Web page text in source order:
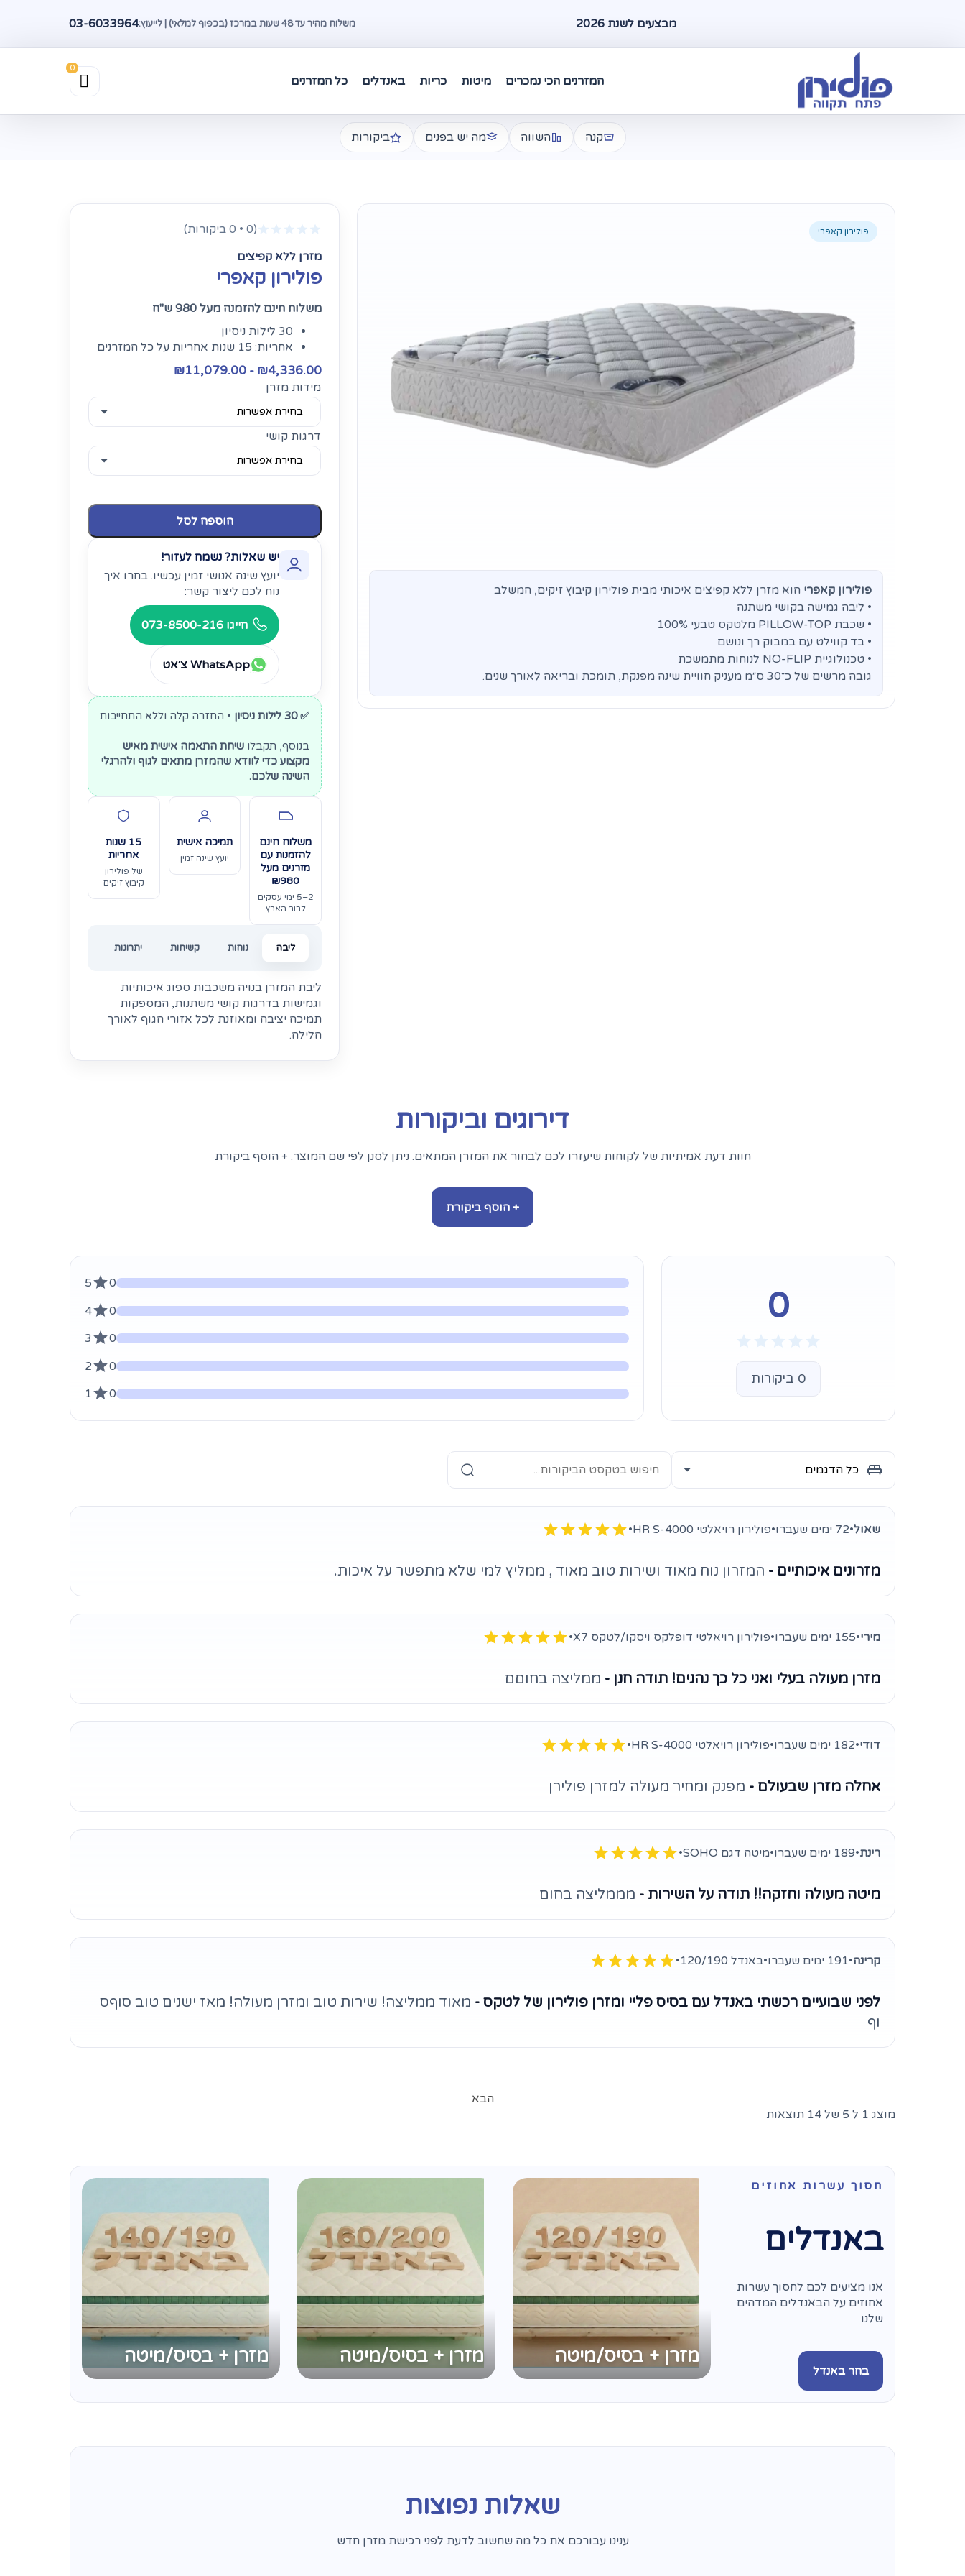
מבצעים לשנת 2026 משלוח מהיר עד 48 שעות במרכז (בכפוף למלאי) | לייעוץ: 03-6033964
המזרנים הכי נמכרים מיטות כריות באנדלים כל המזרנים
קנה השווה מה יש בפנים ביקורות
פולירון קאפרי
פולירון קאפרי הוא מזרן ללא קפיצים איכותי מבית פולירון קיבוץ זיקים, המשלב
• ליבה גמישה בקושי משתנה
• שכבת PILLOW-TOP מלטקס טבעי 100%
• בד קווילט עם במבוק רך ונושם
• טכנולוגיית NO-FLIP לנוחות מתמשכת
גובה מרשים של כ־30 ס״מ מעניק חוויית שינה מפנקת, תומכת ובריאה לאורך שנים.
(0 • 0 ביקורות)
מזרן ללא קפיצים
פולירון קאפרי
משלוח חינם להזמנה מעל 980 ש"ח
30 לילות ניסיון
אחריות: 15 שנות אחריות על כל המזרנים
₪4,336.00
-
₪11,079.00
מידות מזרן
דרגות קושי
הוספה לסל
יש שאלות? נשמח לעזור!
יועץ שינה אנושי זמין עכשיו. בחרו איך
נוח לכם ליצור קשר:
חייגו 073-8500-216
WhatsApp צ׳אט
✅ 30 לילות ניסיון • החזרה קלה וללא התחייבות
בנוסף, תקבלו שיחת התאמה אישית מאיש
מקצוע כדי לוודא שהמזרן מתאים לגוף ולהרגלי
השינה שלכם.
משלוח חינם
להזמנות עם
מזרנים מעל
₪980
2–5 ימי עסקים
לרוב הארץ
תמיכה אישית
יועץ שינה זמין
15 שנות
אחריות
של פולירון
קיבוץ זיקים
ליבה נוחות קשיחות יתרונות
ליבת המזרן בנויה משכבות ספוג איכותיות
וגמישות בדרגות קושי משתנות, המספקות
תמיכה יציבה ומאוזנת לכל אזורי הגוף לאורך
הלילה.
דירוגים וביקורות
חוות דעת אמיתיות של לקוחות שיעזרו לכם לבחור את המזרן המתאים. ניתן לסנן לפי שם המוצר. + הוסף ביקורת
+ הוסף ביקורת
0
0 ביקורות
0
5
0
4
0
3
0
2
0
1
שאול•72 ימים שעברו •פולירון רויאלטי HR S-4000 •
מזרונים איכותיים - המזרון נוח מאוד ושירות טוב מאוד , ממליץ למי שלא מתפשר על איכות.
מירי•155 ימים שעברו •פולירון רויאלטי דופלקס ויסקו/לטקס X7 •
מזרן מעולה בעלי ואני כל כך נהנים! תודה חנן - ממליצה בחוםם
דודי•182 ימים שעברו •פולירון רויאלטי HR S-4000 •
אחלה מזרן שבעולם - מפנק ומחיר מעולה למזרן פולירן
רינת•189 ימים שעברו •מיטה דגם SOHO •
מיטה מעולה וחזקה!! תודה על השירות - מממליצה בחום
קרינה•191 ימים שעברו •באנדל 120/190 •
לפני שבועיים רכשתי באנדל עם בסיס פליי ומזרן פולירון של לטקס - מאוד ממליצה! שירות טוב ומזרן מעולה! מאז ישנים טוב סוףס
וף
הבא
מוצג 1 ל 5 של 14 תוצאות
חסוך עשרות אחוזים
באנדלים
אנו מציעים לכם לחסוך עשרות
אחוזים על הבאנדלים המדהים
שלנו
בחר באנדל
מזרן + בסיס/מיטה מזרן + בסיס/מיטה מזרן + בסיס/מיטה
שאלות נפוצות
ענינו עבורכם את כל מה שחשוב לדעת לפני רכישת מזרן חדש